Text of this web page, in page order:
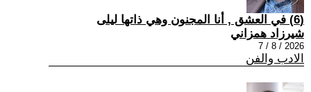
(6) في العشق , أنا المجنون وهي ذاتها ليلى
شيرزاد همزاني
2026 / 8 / 7
الادب والفن